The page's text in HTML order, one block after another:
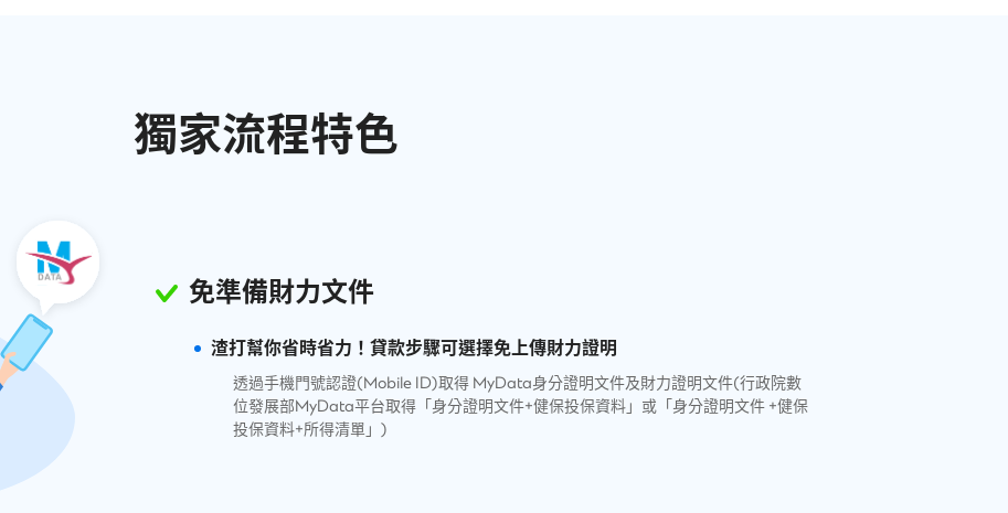
獨家流程特色
免準備財力文件
渣打幫你省時省力！貸款步驟可選擇免上傳財力證明
透過手機門號認證(Mobile ID)取得 MyData身分證明文件及財力證明文件(行政院數
位發展部MyData平台取得「身分證明文件+健保投保資料」或「身分證明文件 +健保
投保資料+所得清單」)